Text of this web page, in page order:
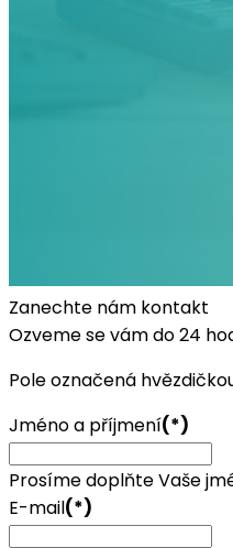
Zanechte nám kontakt
Ozveme se vám do 24
Pole označená
Jméno a příjmení(*)
Prosíme doplňte Vaše
E-mail(*)